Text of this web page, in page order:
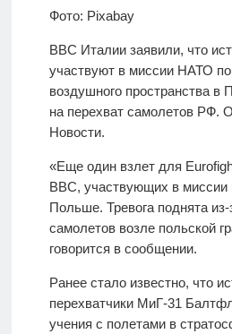
Фото: Pixabay
ВВС Италии заявили, что
участвуют в миссии НАТО
воздушного пространства
на перехват самолетов РФ.
Новости.
«Еще один взлет для
ВВС, участвующих в миссии
Польше. Тревога поднята из-
самолетов возле польской
говорится в сообщении.
Ранее стало известно, что
перехватчики МиГ-31
учения с полетами в